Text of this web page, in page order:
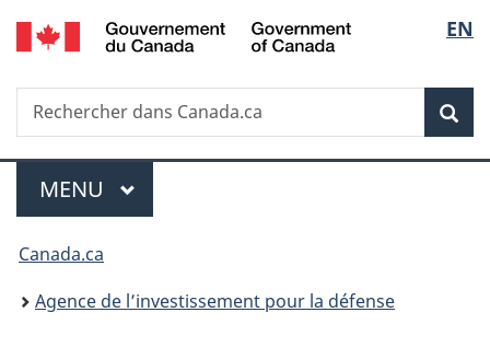
Passer
au
principal
Passer
à
Au
du
Passer
à
version
simplifiée
de
la
EN
Recherche
Rechercher
dans
Menu
MENU PRINCIPAL
Vous
êtes
Canada.ca
Agence de l’investissement pour la défense